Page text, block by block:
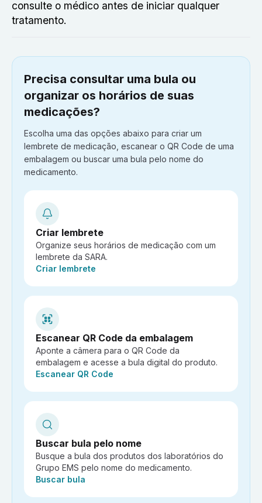
consulte o médico antes de iniciar qualquer
tratamento.
Precisa consultar uma bula ou
organizar os horários de suas
medicações?
Escolha uma das opções abaixo para criar um
lembrete de medicação, escanear o QR Code de uma
embalagem ou buscar uma bula pelo nome do
medicamento.
Criar lembrete
Organize seus horários de medicação com um
lembrete da SARA.
Ação:
Criar lembrete
Escanear QR Code da embalagem
Aponte a câmera para o QR Code da
embalagem e acesse a bula digital do produto.
Ação:
Escanear QR Code
Buscar bula pelo nome
Busque a bula dos produtos dos laboratórios do
Grupo EMS pelo nome do medicamento.
Ação:
Buscar bula